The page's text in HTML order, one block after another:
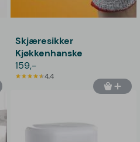
Skjæresikker
Kjøkkenhanske
159,-
4,4